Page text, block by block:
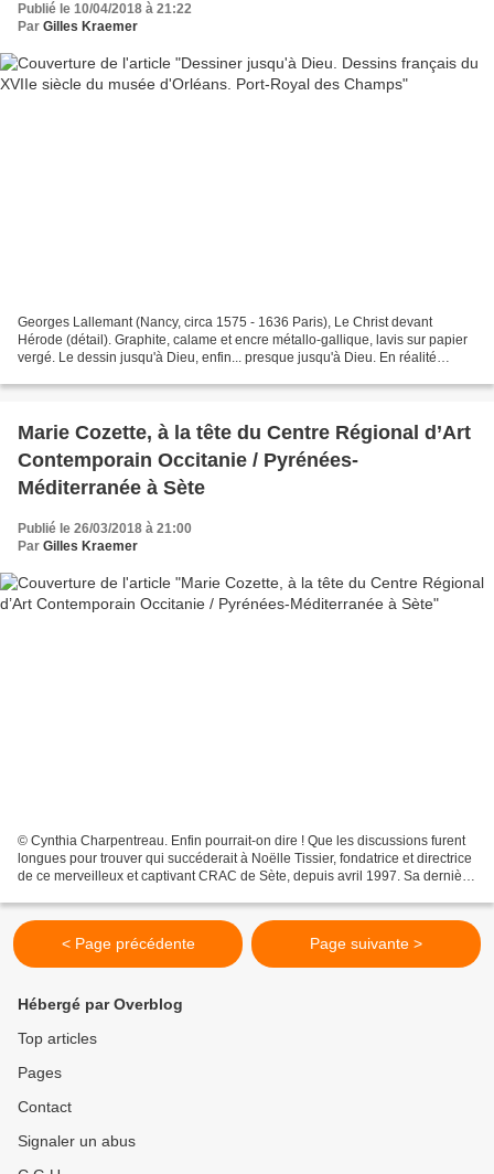
Publié le 10/04/2018 à 21:22
Par Gilles Kraemer
Georges Lallemant (Nancy, circa 1575 - 1636 Paris), Le Christ devant
Hérode (détail). Graphite, calame et encre métallo-gallique, lavis sur papier
vergé. Le dessin jusqu'à Dieu, enfin... presque jusqu'à Dieu. En réalité
Marie Cozette, à la tête du Centre Régional d’Art
Contemporain Occitanie / Pyrénées-
Méditerranée à Sète
Publié le 26/03/2018 à 21:00
Par Gilles Kraemer
© Cynthia Charpentreau. Enfin pourrait-on dire ! Que les discussions furent
longues pour trouver qui succéderait à Noëlle Tissier, fondatrice et directrice
de ce merveilleux et captivant CRAC de Sète, depuis avril 1997. Sa dernière
< Page précédente Page suivante >
Hébergé par Overblog
Top articles
Pages
Contact
Signaler un abus